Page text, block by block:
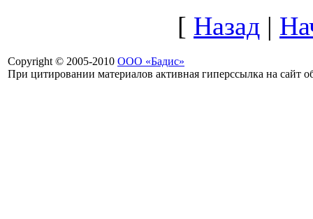
[ Назад |
Copyright © 2005-2010 ООО «Бадис»
При цитировании материалов активная гиперссылка на сайт